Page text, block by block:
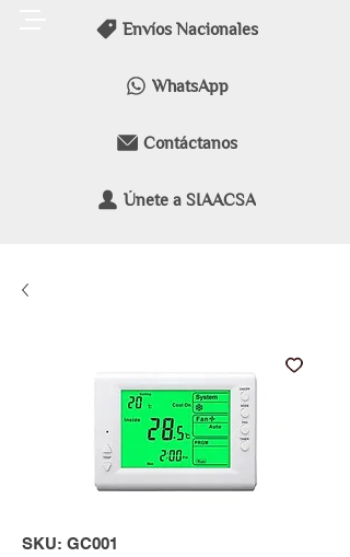
Envíos Nacionales
WhatsApp
Contáctanos
Únete a SIAACSA
SKU: GC001